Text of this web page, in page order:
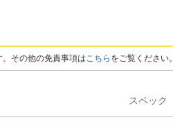
その他の免責事項はこちら をご覧ください。
スペック